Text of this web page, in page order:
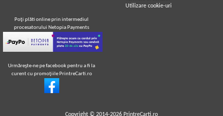
Utilizare cookie-uri
Poţi plăti online prin intermediul
procesatorului Netopia Payments
Urmăreşte-ne pe facebook pentru a fi la
curent cu promoţiile PrintreCarti.ro
Copyright © 2014-2026 PrintreCarti.ro